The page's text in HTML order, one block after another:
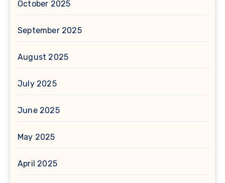
October 2025
September 2025
August 2025
July 2025
June 2025
May 2025
April 2025